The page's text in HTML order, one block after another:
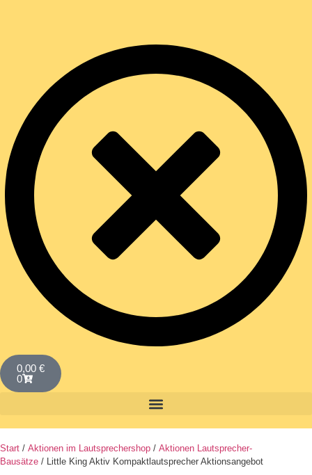
0,00 €
0
Start / Aktionen im Lautsprechershop / Aktionen Lautsprecher-
Bausätze / Little King Aktiv Kompaktlautsprecher Aktionsangebot